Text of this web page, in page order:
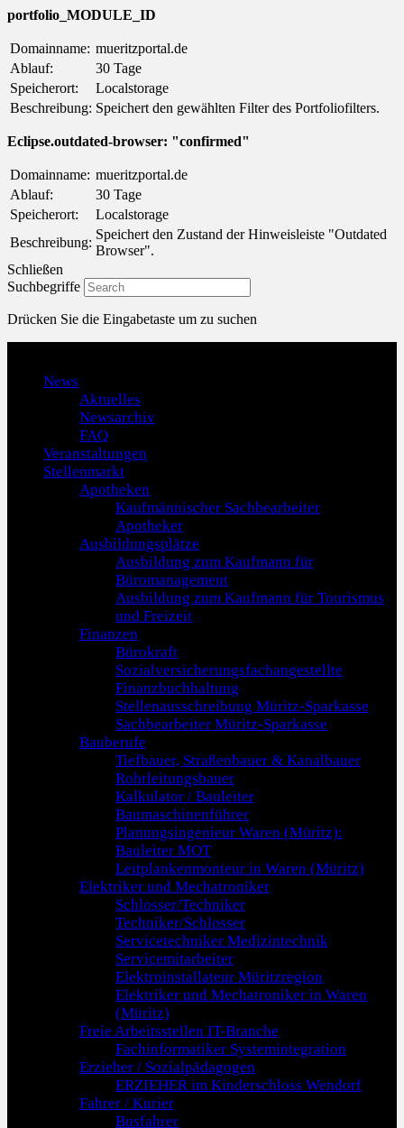
portfolio_MODULE_ID
Domainname: mueritzportal.de
Ablauf:
30 Tage
Speicherort:
Localstorage
Beschreibung: Speichert den gewählten Filter des Portfoliofilters.
Eclipse.outdated-browser: "confirmed"
Domainname: mueritzportal.de
Ablauf:
30 Tage
Speicherort:
Localstorage
Beschreibung:
Speichert den Zustand der Hinweisleiste "Outdated
Browser".
Schließen
Suchbegriffe
Drücken Sie die Eingabetaste um zu suchen
News
Aktuelles
Newsarchiv
FAQ
Veranstaltungen
Stellenmarkt
Apotheken
Kaufmännischer Sachbearbeiter
Apotheker
Ausbildungsplätze
Ausbildung zum Kaufmann für
Büromanagement
Ausbildung zum Kaufmann für Tourismus
und Freizeit
Finanzen
Bürokraft
Sozialversicherungsfachangestellte
Finanzbuchhaltung
Stellenausschreibung Müritz-Sparkasse
Sachbearbeiter Müritz-Sparkasse
Bauberufe
Tiefbauer, Straßenbauer & Kanalbauer
Rohrleitungsbauer
Kalkulator / Bauleiter
Baumaschinenführer
Planungsingenieur Waren (Müritz):
Bauleiter MOT
Leitplankenmonteur in Waren (Müritz)
Elektriker und Mechatroniker
Schlosser/Techniker
Techniker/Schlosser
Servicetechniker Medizintechnik
Servicemitarbeiter
Elektroinstallateur Müritzregion
Elektriker und Mechatroniker in Waren
(Müritz)
Freie Arbeitsstellen IT-Branche
Fachinformatiker Systemintegration
Erzieher / Sozialpädagogen
ERZIEHER im Kinderschloss Wendorf
Fahrer / Kurier
Busfahrer